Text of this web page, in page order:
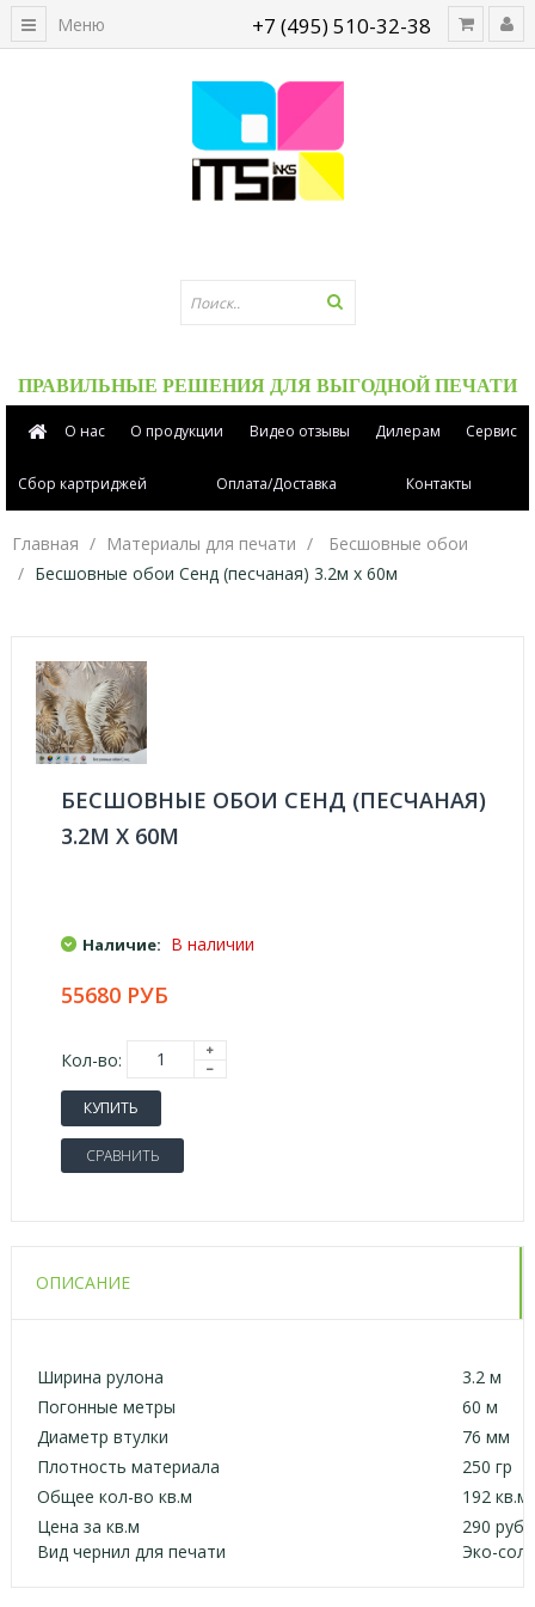
+7 (495) 510-32-38
ПРАВИЛЬНЫЕ РЕШЕНИЯ ДЛЯ ВЫГОДНОЙ ПЕЧАТИ
Меню
О нас О продукции Видео отзывы Дилерам Сервис
Сбор картриджей Оплата/Доставка Контакты
Главная Материалы для печати
Бесшовные обои
Бесшовные обои Сенд (песчаная) 3.2м х 60м
БЕСШОВНЫЕ ОБОИ СЕНД (ПЕСЧАНАЯ)
3.2М Х 60М
Наличие: В наличии
55680 РУБ
Кол-во:
КУПИТЬ
СРАВНИТЬ
ОПИСАНИЕ
Ширина рулона
3.2 м
Погонные метры
60 м
Диаметр втулки
76 мм
Плотность материала
250 гр
Общее кол-во кв.м
192 кв.м
Цена за кв.м
290 руб
Вид чернил для печати
Эко-